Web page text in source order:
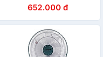
652.000 đ